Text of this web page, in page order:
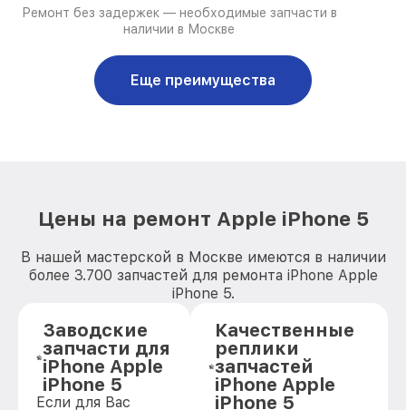
Ремонт без задержек — необходимые запчасти в
наличии в Москве
Еще преимущества
Цены на ремонт Apple iPhone 5
В нашей мастерской в Москве имеются в наличии
более 3.700 запчастей для ремонта iPhone Apple
iPhone 5.
Заводские
запчасти для
iPhone Apple
iPhone 5
Если для Вас
Качественные
реплики
запчастей
iPhone Apple
iPhone 5